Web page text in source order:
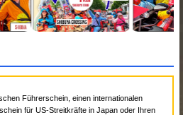
Führerschein, einen internationalen
für US-Streitkräfte in Japan oder Ihren